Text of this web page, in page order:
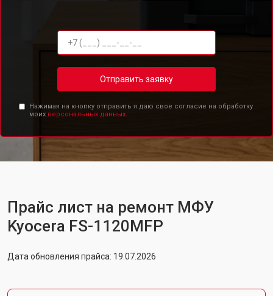
Отправить заявку
Нажимая на кнопку отправить я даю свое согласие на обработку
моих персональных данных.
Прайс лист на ремонт МФУ
Kyocera FS-1120MFP
Дата обновления прайса: 19.07.2026